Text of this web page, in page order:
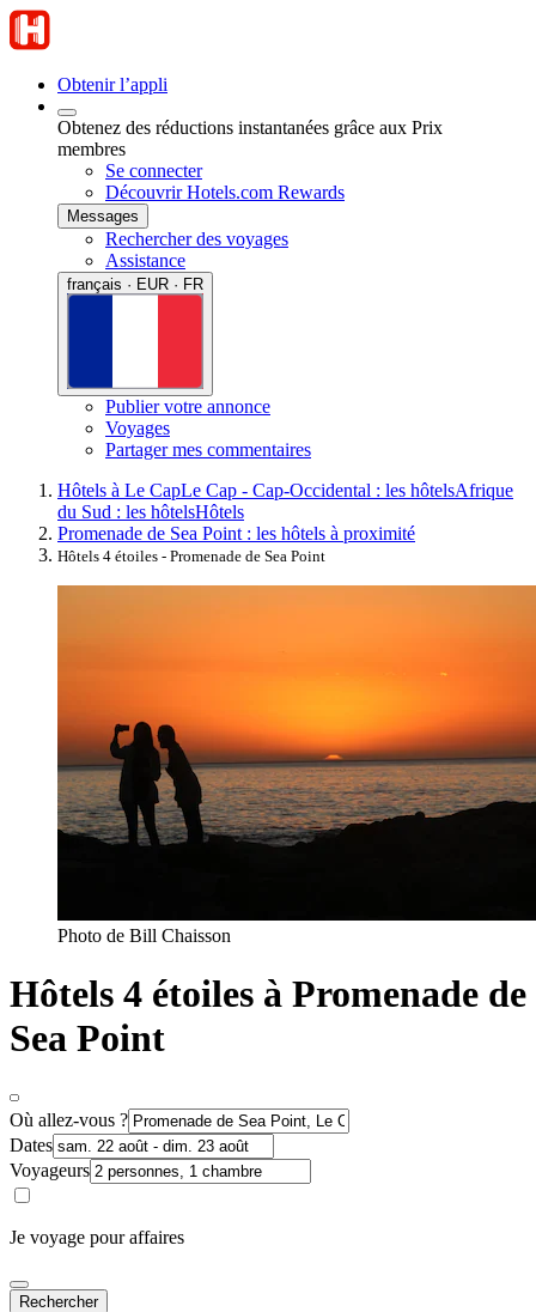
Obtenir l’appli
Obtenez des réductions instantanées grâce aux Prix
membres
Se connecter
Découvrir Hotels.com Rewards
Messages
Rechercher des voyages
Assistance
français · EUR · FR
Publier votre annonce
Voyages
Partager mes commentaires
Hôtels à Le CapLe Cap - Cap-Occidental : les hôtelsAfrique
du Sud : les hôtelsHôtels
Promenade de Sea Point : les hôtels à proximité
Hôtels 4 étoiles - Promenade de Sea Point
Photo de Bill Chaisson
Hôtels 4 étoiles à Promenade de
Sea Point
Où allez-vous ?
Dates
Voyageurs
Je voyage pour affaires
Rechercher